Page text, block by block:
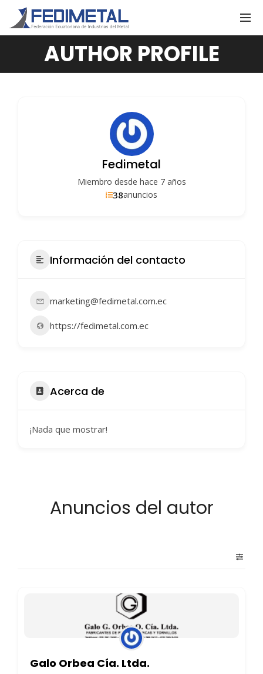
AUTHOR PROFILE
Fedimetal
Miembro desde hace 7 años
38anuncios
Información del contacto
marketing@fedimetal.com.ec
https://fedimetal.com.ec
Acerca de
¡Nada que mostrar!
Anuncios del autor
Galo Orbea Cía. Ltda.